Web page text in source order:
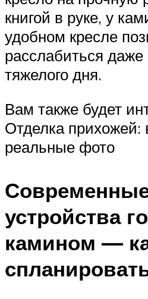
книгой в руке, у
удобном кресле
расслабиться даже
тяжелого дня.
Вам также будет
Отделка прихожей:
реальные фото
устройства
камином —